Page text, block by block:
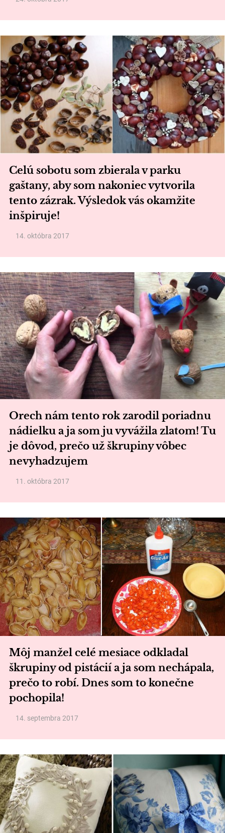
Celú sobotu som zbierala v parku
gaštany, aby som nakoniec vytvorila
tento zázrak. Výsledok vás okamžite
inšpiruje!
14. októbra 2017
Orech nám tento rok zarodil poriadnu
nádielku a ja som ju vyvážila zlatom! Tu
je dôvod, prečo už škrupiny vôbec
nevyhadzujem
11. októbra 2017
Môj manžel celé mesiace odkladal
škrupiny od pistácií a ja som nechápala,
prečo to robí. Dnes som to konečne
pochopila!
14. septembra 2017